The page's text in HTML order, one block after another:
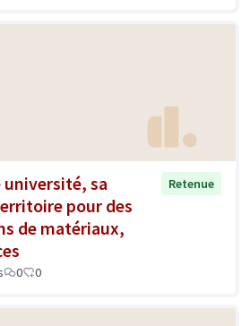
sa
pour des
de matériaux,
Retenue
0 0